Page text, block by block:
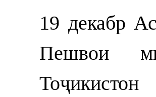
19 декабр
Пешвои